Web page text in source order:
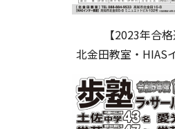
【2023年合格
北金田教室・HIAS